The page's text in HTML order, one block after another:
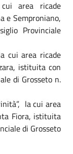
area ricade
e Semproniano,
Provinciale
cui area ricade
istituita con
di Grosseto n.
la cui area
Fiora, istituita
di Grosseto